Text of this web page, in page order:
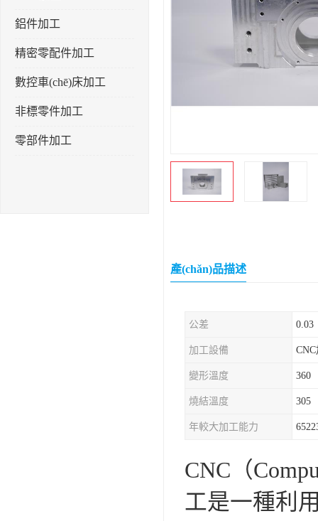
鋁件加工
精密零配件加工
數控車(chē)床加工
非標零件加工
零部件加工
產(chǎn)品描述
公差 0.03
加工設備
變形溫度 360
燒結溫度 305
年較大加工能力
CNC（
工是一種利